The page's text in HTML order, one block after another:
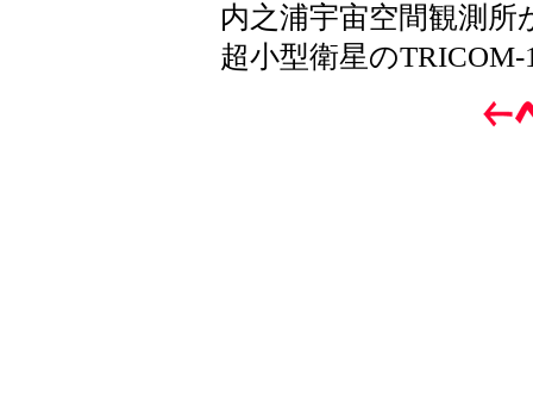
内之浦宇宙空間観測所
超小型衛星の